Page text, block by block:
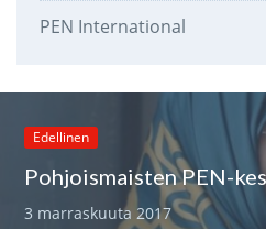
PEN International
Edellinen
3 marraskuuta 2017